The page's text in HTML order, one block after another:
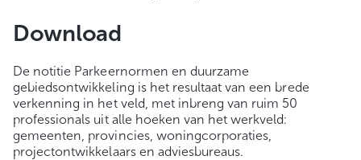
Download
De notitie Parkeernormen en duurzame
gebiedsontwikkeling is het resultaat van een brede
verkenning in het veld, met inbreng van ruim 50
professionals uit alle hoeken van het werkveld:
gemeenten, provincies, woning­corporaties,
projectontwikkelaars en adviesbureaus.